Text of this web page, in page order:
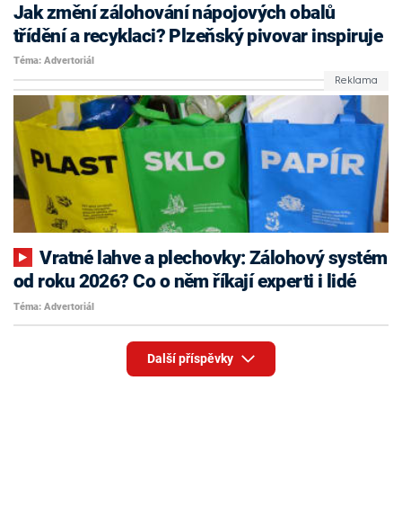
Jak změní zálohování nápojových obalů
třídění a recyklaci? Plzeňský pivovar inspiruje
Téma: Advertoriál
Vratné lahve a plechovky: Zálohový systém
od roku 2026? Co o něm říkají experti i lidé
Téma: Advertoriál
Další příspěvky